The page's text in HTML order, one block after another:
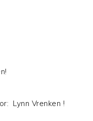
Lynn Vrenken !